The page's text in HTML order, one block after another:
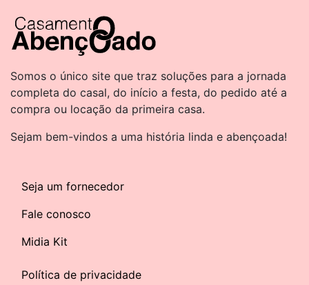
Somos o único site que traz soluções para a jornada
completa do casal, do início a festa, do pedido até a
compra ou locação da primeira casa.
Sejam bem-vindos a uma história linda e abençoada!
Seja um fornecedor
Fale conosco
Midia Kit
Política de privacidade